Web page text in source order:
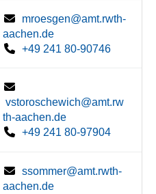
mroesgen@amt.rwth-
aachen.de
+49 241 80-90746
vstoroschewich@amt.rw
th-aachen.de
+49 241 80-97904
ssommer@amt.rwth-
aachen.de